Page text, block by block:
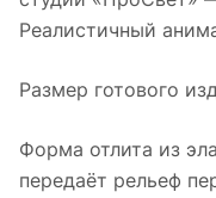
Реалистичный
Размер готового
Форма отлита из
передаёт рельеф